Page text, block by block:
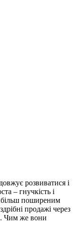
розвиватися і
– гнучкість і
поширеним
продажі через
Чим же вони